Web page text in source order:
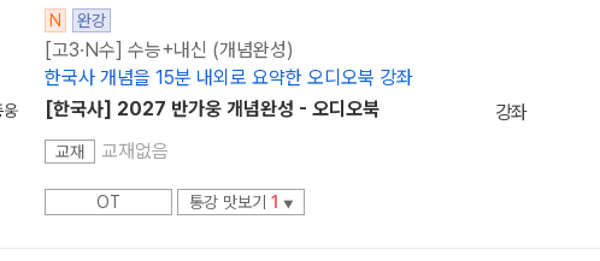
웅
N 완강
[고3·N수] 수능+내신 (개념완성)
한국사 개념을 15분 내외로 요약한 오디오북 강좌
[한국사] 2027 반가웅 개념완성 - 오디오북
교재 교재없음
OT 통강 맛보기 1 ▼
강좌